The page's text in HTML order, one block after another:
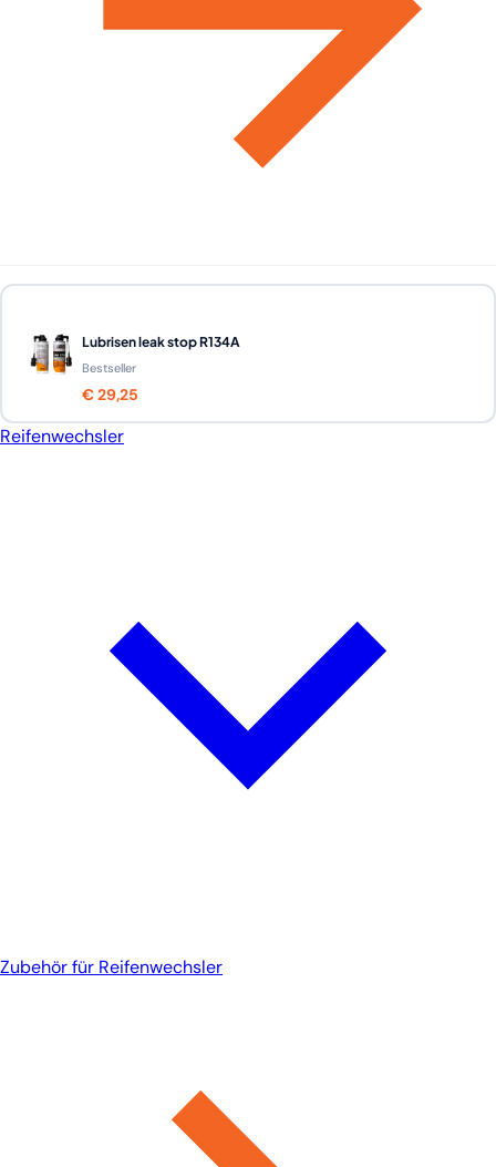
Lubrisen leak stop R134A
Bestseller
€ 29,25
Reifenwechsler
Zubehör für Reifenwechsler